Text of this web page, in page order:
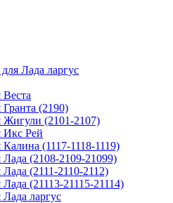
Лада ларгус
(2190)
(2101-2107)
Икс Рей
(1117-1118-1119)
(2108-2109-21099)
(2111-2110-2112)
(21113-21115-21114)
ларгус